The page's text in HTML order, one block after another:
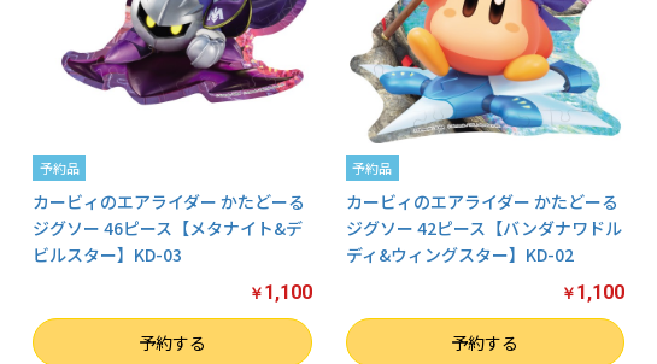
予約品
カービィのエアライダー かたどーる
ジグソー 46ピース【メタナイト&デ
ビルスター】KD-03
￥ 1,100
数量 予約する
予約品
カービィのエアライダー かたどーる
ジグソー 42ピース【バンダナワドル
ディ&ウィングスター】KD-02
￥ 1,100
数量 予約する